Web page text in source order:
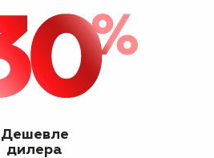
Дешевле
дилера